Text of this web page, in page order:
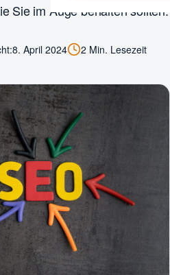
Sie im Auge behalten sollten.
8. April 2024 2 Min. Lesezeit